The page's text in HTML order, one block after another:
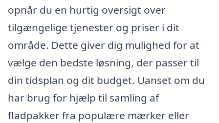
opnår du en hurtig oversigt over
tilgængelige tjenester og priser i dit
område. Dette giver dig mulighed for at
vælge den bedste løsning, der passer til
din tidsplan og dit budget. Uanset om du
har brug for hjælp til samling af
fladpakker fra populære mærker eller